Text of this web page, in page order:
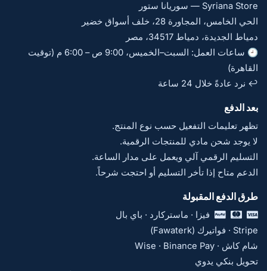
Syriana Store — سوريانا ستور
الحي الخامس، المجاورة 28، خلف أسواق خضير
دمياط الجديدة، دمياط 34517، مصر
🕘 ساعات العمل: السبت–الخميس، 9:00 ص – 6:00 م (توقيت
القاهرة)
↩️ نرد عادةً خلال 24 ساعة
بعد الدفع
تظهر تعليمات التفعيل حسب نوع المنتج.
لا يوجد شحن مادي للمنتجات الرقمية.
التسليم الرقمي آلي ويعمل على مدار الساعة.
الدعم متاح إذا تأخر التسليم أو احتجت شرحاً.
طرق الدفع المقبولة
فيزا · ماستركارد · باي بال
Stripe · فواتيرك (Fawaterk)
شام كاش · Wise · Binance Pay
تحويل بنكي يدوي